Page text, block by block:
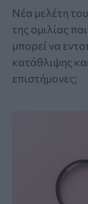
Νέα μελέτη
της ομιλίας
μπορεί να
κατάθλιψης
επιστήμονες;